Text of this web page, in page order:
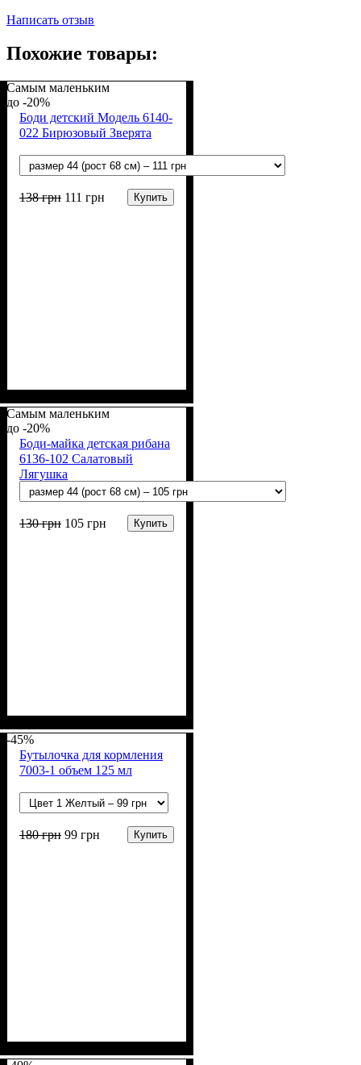
Написать отзыв
Похожие товары:
Самым маленьким
-20%
Боди детский Модель 6140-
022 Бирюзовый Зверята
138грн 111 грн Купить
Самым маленьким
-20%
Боди-майка детская рибана
6136-102 Салатовый
Лягушка
130грн 105 грн Купить
-45%
Бутылочка для кормления
7003-1 объем 125 мл
180грн 99 грн Купить